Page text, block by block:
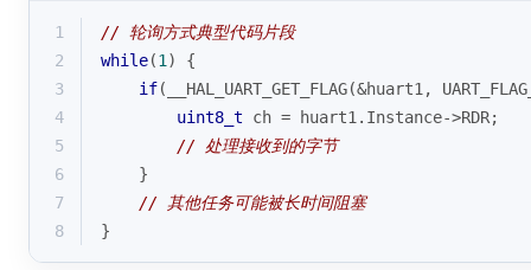
1
// 轮询方式典型代码片段
2
while(1 ) {
3
if(__HAL_UART_GET_FLAG(&huart1,
4
uint8_t ch = huart1.Instance->RDR;
5
// 处理接收到的字节
6
    }
7
// 其他任务可能被长时间阻塞
8
}